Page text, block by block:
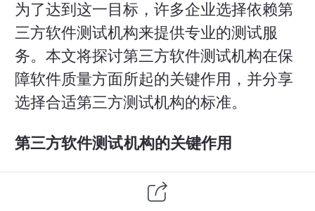
为了达到这一目标，许多企业选择依赖第
三方软件测试机构来提供专业的测试服
务。本文将探讨第三方软件测试机构在保
障软件质量方面所起的关键作用，并分享
选择合适第三方测试机构的标准。
第三方软件测试机构的关键作用
独立性与客观性